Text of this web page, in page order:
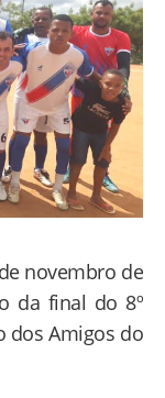
novembro de
da final do 8º
dos Amigos do